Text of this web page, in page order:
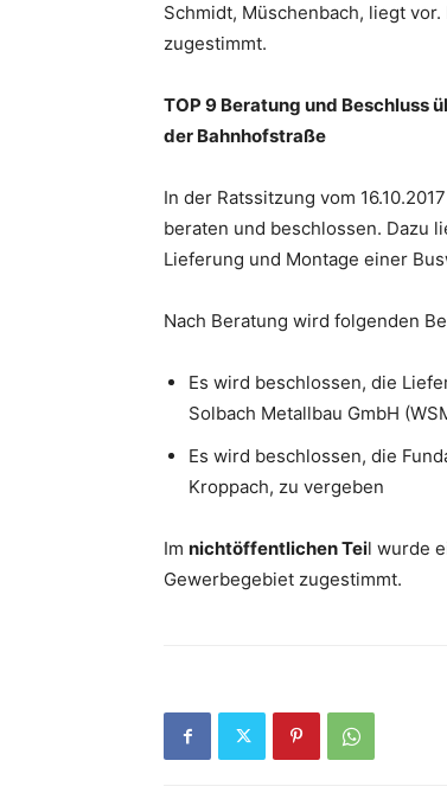
Schmidt, Müschenbach, liegt
zugestimmt.
TOP 9 Beratung und Beschluss
der Bahnhofstraße
In der Ratssitzung vom
beraten und beschlossen. Dazu
Lieferung und Montage einer
Nach Beratung wird folgenden
Es wird beschlossen, die
Solbach Metallbau GmbH
Es wird beschlossen, die
Kroppach, zu vergeben
Im nichtöffentlichen Teil wurde
Gewerbegebiet zugestimmt.